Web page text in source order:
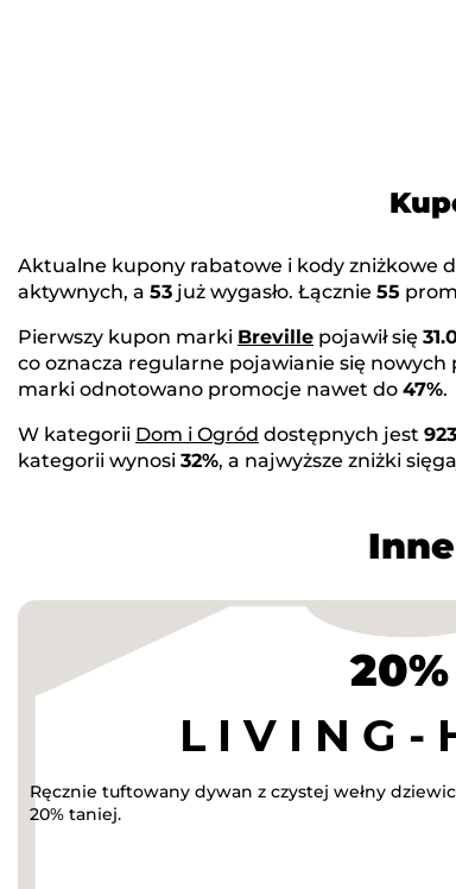
Aktualne kupony rabatowe i kody zniżkowe
aktywnych, a 53 już wygasło. Łącznie 55
Pierwszy kupon marki Breville pojawił się
co oznacza regularne pojawianie się nowych
marki odnotowano promocje nawet do 47%.
W kategorii Dom i Ogród dostępnych jest
kategorii wynosi 32%, a najwyższe zniżki
20%
Ręcznie tuftowany dywan z czystej wełny
20% taniej.